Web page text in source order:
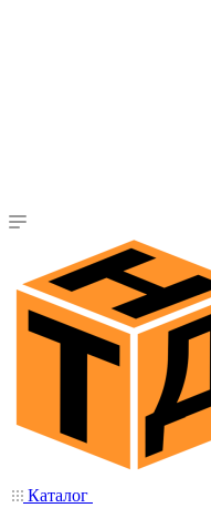
Каталог